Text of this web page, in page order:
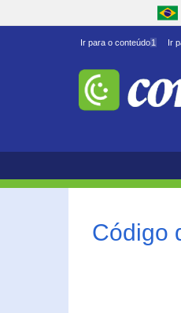
Ir para o conteúdo1 Ir
Código